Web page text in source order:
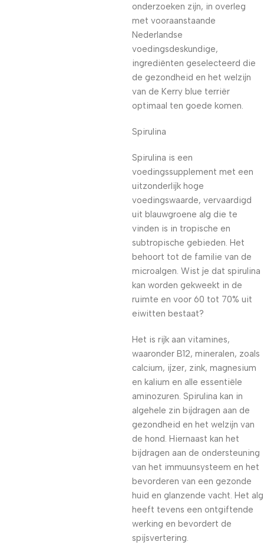
onderzoeken zijn, in overleg
met vooraanstaande
Nederlandse
voedingsdeskundige,
ingrediënten geselecteerd die
de gezondheid en het welzijn
van de Kerry blue terriër
optimaal ten goede komen.
Spirulina
Spirulina is een
voedingssupplement met een
uitzonderlijk hoge
voedingswaarde, vervaardigd
uit blauwgroene alg die te
vinden is in tropische en
subtropische gebieden. Het
behoort tot de familie van de
microalgen. Wist je dat spirulina
kan worden gekweekt in de
ruimte en voor 60 tot 70% uit
eiwitten bestaat?
Het is rijk aan vitamines,
waaronder B12, mineralen, zoals
calcium, ijzer, zink, magnesium
en kalium en alle essentiële
aminozuren. Spirulina kan in
algehele zin bijdragen aan de
gezondheid en het welzijn van
de hond. Hiernaast kan het
bijdragen aan de ondersteuning
van het immuunsysteem en het
bevorderen van een gezonde
huid en glanzende vacht. Het alg
heeft tevens een ontgiftende
werking en bevordert de
spijsvertering.